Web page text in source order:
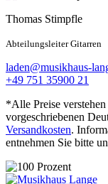
Thomas Stimpfle
Abteilungsleiter Gitarren
laden@musikhaus-
+49 751 35900 21
*Alle Preise
vorgeschriebenen
Versandkosten.
entnehmen Sie bitte